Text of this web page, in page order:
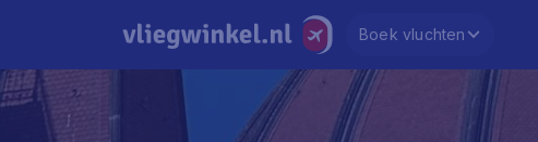
Boek vluchten